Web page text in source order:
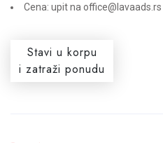
Cena: upit na office@lavaads.rs
Stavi u korpu
i zatraži ponudu